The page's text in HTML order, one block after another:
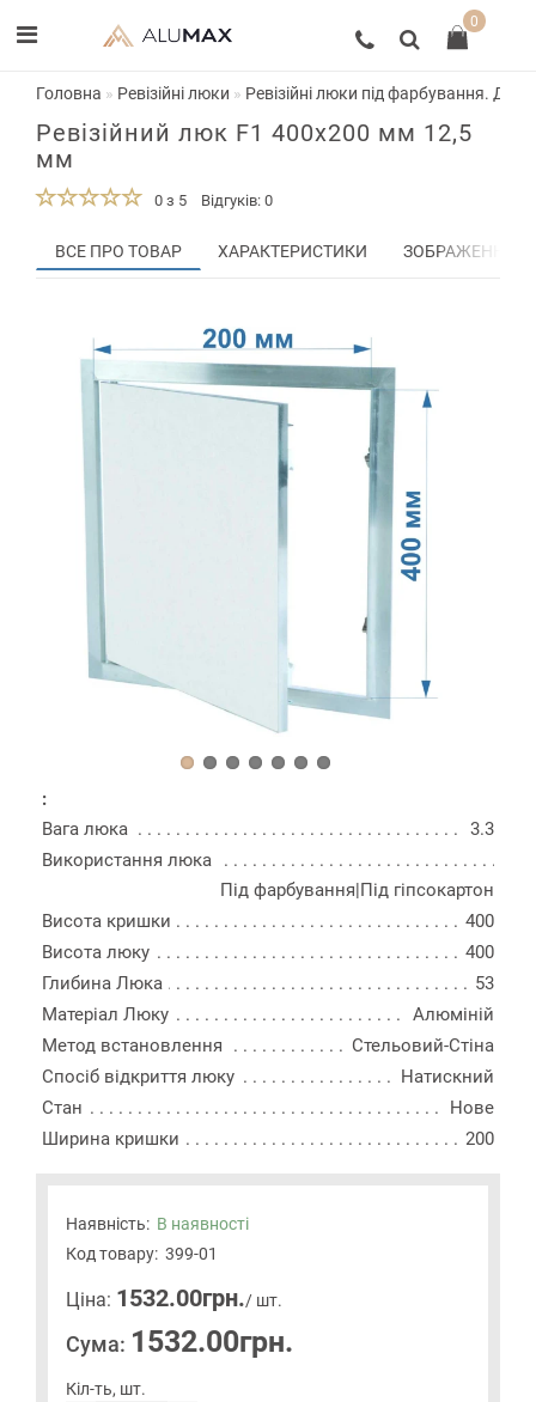
0
Головна Ревізійні люки Ревізійні люки під фарбування.
Ревізійний люк F1 400x200 мм 12,5
мм
0 з 5 Відгуків: 0
ВСЕ ПРО ТОВАР ХАРАКТЕРИСТИКИ ЗОБРАЖЕННЯ
:
Вага люка
3.3
Використання люка
Під фарбування|Під гіпсокартон
Висота кришки
400
Висота люку
400
Глибина Люка
53
Матеріал Люку
Алюміній
Метод встановлення
Стельовий-Стіна
Спосіб відкриття люку
Натискний
Стан
Нове
Ширина кришки
200
Наявність: В наявності
Код товару: 399-01
Цiна: 1532.00грн./ шт.
Сума: 1532.00грн.
Кіл-ть, шт.